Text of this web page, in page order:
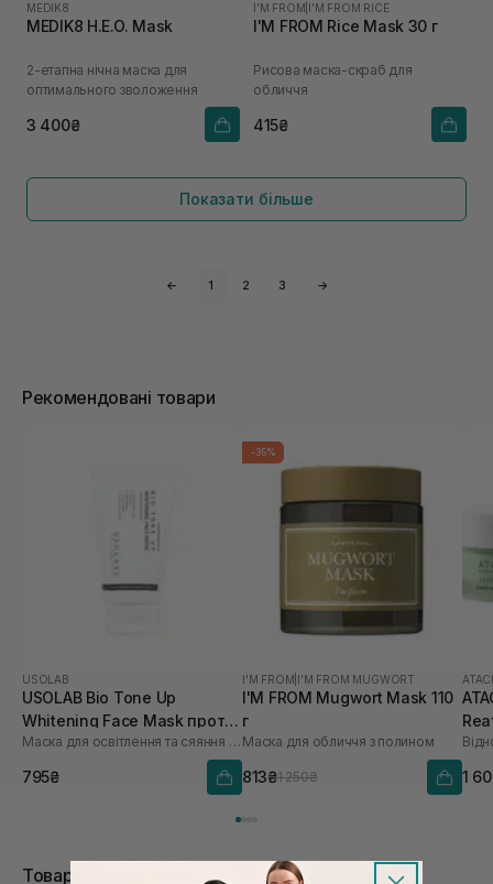
MEDIK8
MEDIK8 H.E.O. Mask
2-етапна нічна маска для
оптимального зволоження
3 400₴
I'M FROM I'M FROM RICE
I'M FROM Rice Mask 30 г
Рисова маска-скраб для
обличчя
415₴
Показати більше
← 1 2 3 →
Рекомендовані товари
USOLAB
USOLAB Bio Tone Up
Whitening Face Mask проти
тьмяності та нерівного
тону 50 мл
Маска для освітлення та сяяння шкіри обличчя
795₴
-35%
I'M FROM I'M FROM MUGWORT
I'M FROM Mugwort Mask 110
г
Маска для обличчя з полином
813₴1 250₴
50
1
Товари зі знижками в категорії Змивні маски